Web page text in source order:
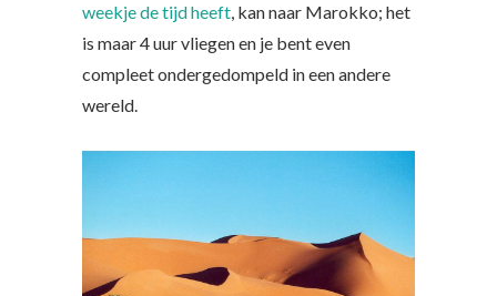
weekje de tijd heeft, kan naar Marokko; het
is maar 4 uur vliegen en je bent even
compleet ondergedompeld in een andere
wereld.